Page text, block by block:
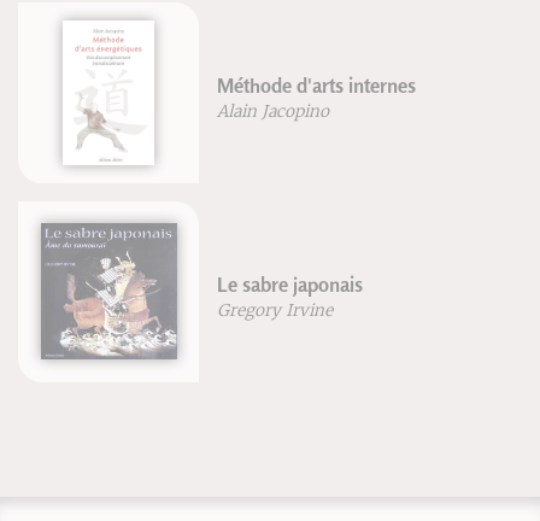
Méthode d'arts internes
Alain Jacopino
Le sabre japonais
Gregory Irvine